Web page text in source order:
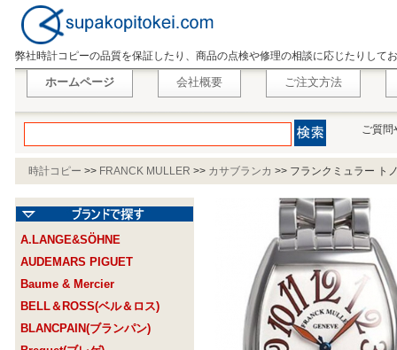
弊社時計コピーの品質を保証したり、商品の点検や修理の相談に応じたりして
ホームページ 会社概要 ご注文方法
ご質問
時計コピー >> FRANCK MULLER >> カサブランカ >> フランクミュラー ト
A.LANGE&SÖHNE
AUDEMARS PIGUET
Baume & Mercier
BELL＆ROSS(ベル＆ロス)
BLANCPAIN(ブランパン)